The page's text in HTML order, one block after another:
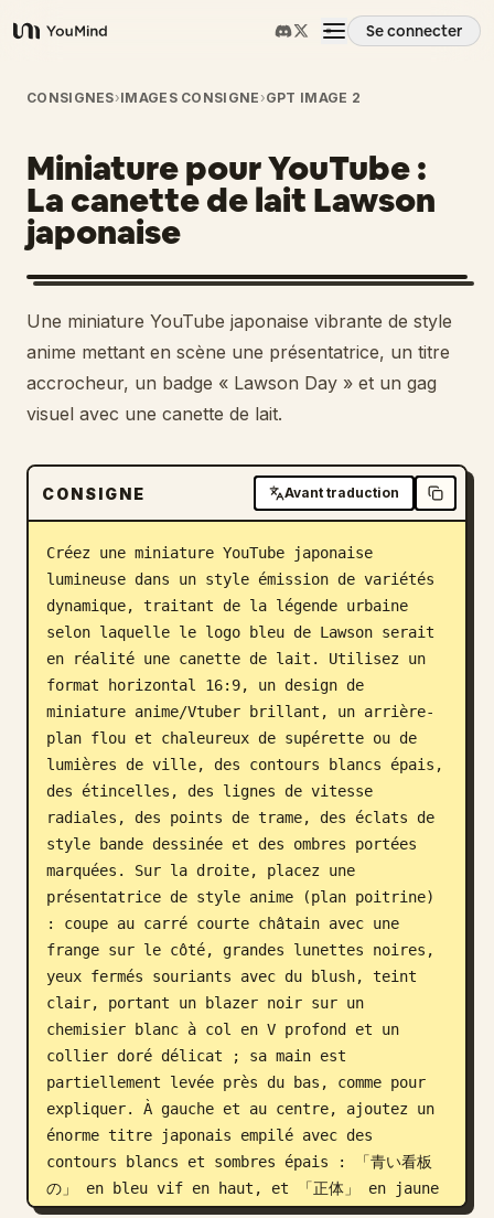
YouMind
Se connecter
Aperçu
Cas d'usage
Compétences
Invites
Tarifs
Blog
Mises à jour
CONSIGNES›IMAGES CONSIGNE ›GPT IMAGE 2
Miniature pour YouTube :
La canette de lait Lawson
japonaise
Une miniature YouTube japonaise vibrante de style
anime mettant en scène une présentatrice, un titre
accrocheur, un badge « Lawson Day » et un gag
visuel avec une canette de lait.
CONSIGNE Avant traduction
Créez une miniature YouTube japonaise
lumineuse dans un style émission de variétés
dynamique, traitant de la légende urbaine
selon laquelle le logo bleu de Lawson serait
en réalité une canette de lait. Utilisez un
format horizontal 16:9, un design de
miniature anime/Vtuber brillant, un arrière-
plan flou et chaleureux de supérette ou de
lumières de ville, des contours blancs épais,
des étincelles, des lignes de vitesse
radiales, des points de trame, des éclats de
style bande dessinée et des ombres portées
marquées. Sur la droite, placez une
présentatrice de style anime (plan poitrine)
: coupe au carré courte châtain avec une
frange sur le côté, grandes lunettes noires,
yeux fermés souriants avec du blush, teint
clair, portant un blazer noir sur un
chemisier blanc à col en V profond et un
collier doré délicat ; sa main est
partiellement levée près du bas, comme pour
expliquer. À gauche et au centre, ajoutez un
énorme titre japonais empilé avec des
contours blancs et sombres épais : 「青い看板
の」 en bleu vif en haut, et 「正体」 en jaune